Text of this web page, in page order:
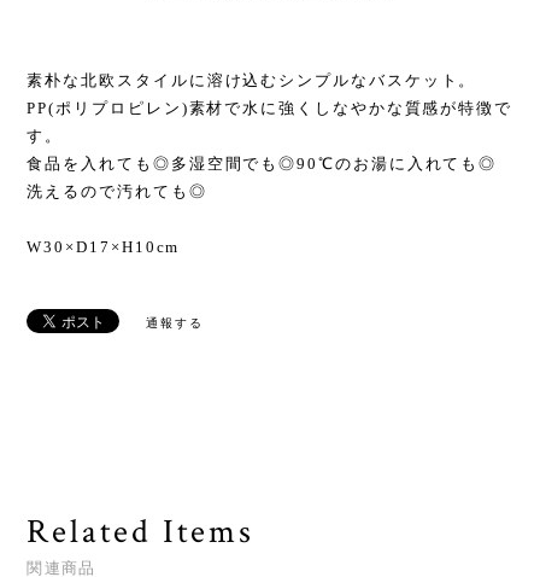
素朴な北欧スタイルに溶け込むシンプルなバスケット。
PP(ポリプロピレン)素材で水に強くしなやかな質感が特徴で
す。
食品を入れても◎多湿空間でも◎90℃のお湯に入れても◎
洗えるので汚れても◎
W30×D17×H10cm
通報する
Related Items
関連商品